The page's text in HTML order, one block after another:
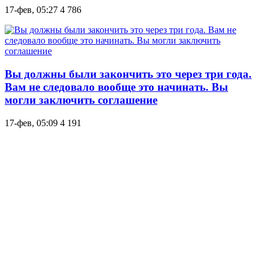
17-фев, 05:27 4 786
Вы должны были закончить это через три года.
Вам не следовало вообще это начинать. Вы
могли заключить соглашение
17-фев, 05:09 4 191